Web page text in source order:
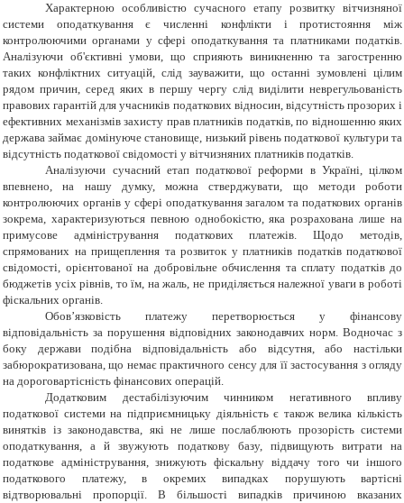
Характерною особливістю сучасного етапурозвитку вітчизняної
системи оподаткування є численні конфлікти і протистояння між
контролюючими органами у сфері оподаткування та платниками податків.
Аналізуючи об'єктивні умови, що сприяють виникненню та загостренню
таких конфліктних ситуацій, слід зауважити, що останні зумовлені цілим
рядом причин, серед яких в першу чергу слід виділити неврегульованість
правових гарантій для учасників податкових відносин, відсутність прозорих і
ефективних механізмів захисту прав платників податків, по відношенню яких
держава займає домінуюче становище, низький рівень податкової культури та
відсутність податкової свідомості у вітчизняних платників податків.
Аналізуючи сучасний етап податкової реформи в Україні, цілком
впевнено, на нашу думку, можна стверджувати, що методи роботи
контролюючих органів у сфері оподаткування загалом та податкових органів
зокрема, характеризуються певною однобокістю, яка розрахована лише на
примусове адміністрування податкових платежів. Щодо методів,
спрямованих на прищеплення та розвиток у платників податків податкової
свідомості, орієнтованої на добро­вільне обчислення та сплату податків до
бюджетів усіх рівнів, то їм, на жаль, не приділяється належної уваги в роботі
фіскальних органів.
Обов’язковість платежу перетворюється у фінансову
відповідальність за порушення відповідних законодавчих норм. Водночас з
боку держави подібна відповідальність або відсутня, або настільки
забюрократизована, що немає практичного сенсу для її застосування з огляду
на дороговартісність фінансових операцій.
Додатковим дестабілізуючим чинником негативного впливу
податкової системи на підприємницьку діяльність є також велика кількість
винятків із законодавства, які не лише послаблюють прозорість системи
оподаткування, а й звужують податкову базу, підвищують витрати на
податкове адміністрування, знижують фіскальну віддачу того чи іншого
податкового платежу, в окремих випадках порушують вартісні
відтворювальні пропорції. В більшості випадків причиною вказаних